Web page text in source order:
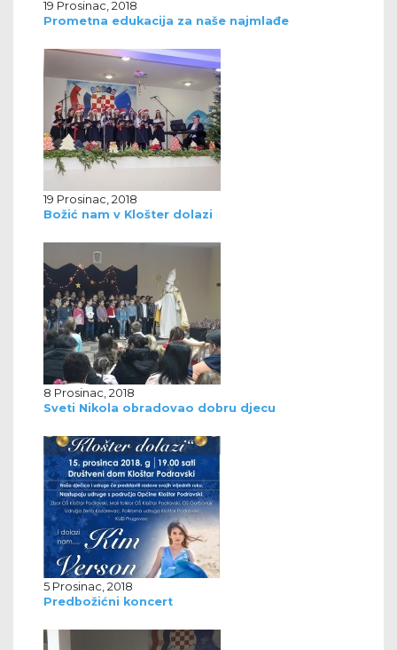
19 Prosinac, 2018
Prometna edukacija za naše najmlađe
19 Prosinac, 2018
Božić nam v Klošter dolazi
8 Prosinac, 2018
Sveti Nikola obradovao dobru djecu
5 Prosinac, 2018
Predbožićni koncert